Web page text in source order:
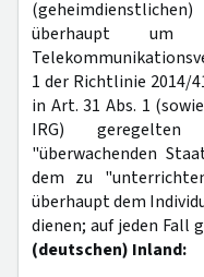
überhaupt um
1 der Richtlinie 2014/
in Art. 31 Abs. 1
IRG) geregelten
"überwachenden
dem zu
überhaupt dem
dienen; auf jeden Fall
(deutschen) Inland: